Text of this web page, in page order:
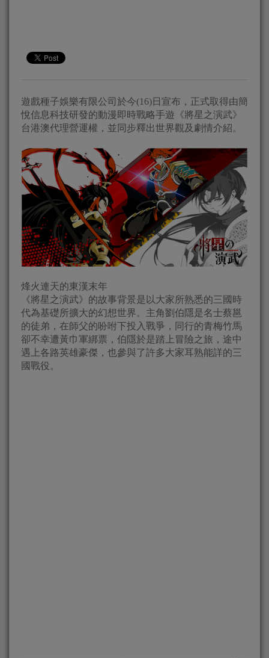
遊戲種子娛樂有限公司於今(16)日宣布，正式取得由簡
悅信息科技研發的動漫即時戰略手遊《將星之演武》
台港澳代理營運權，並同步釋出世界觀及劇情介紹。
烽火連天的東漢末年
《將星之演武》的故事背景是以大家所熟悉的三國時
代為基礎所擴大的幻想世界。主角劉伯隱是名士蔡邕
的徒弟，在師父的吩咐下投入戰爭，同行的青梅竹馬
卻不幸遭黃巾軍綁票，伯隱於是踏上冒險之旅，途中
遇上各路英雄豪傑，也參與了許多大家耳熟能詳的三
國戰役。